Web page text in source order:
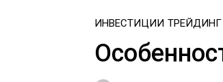
ИНВЕСТИЦИИ ТРЕЙДИНГ